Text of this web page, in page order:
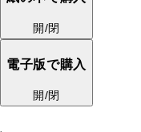
開/閉
電子版で購入
開/閉